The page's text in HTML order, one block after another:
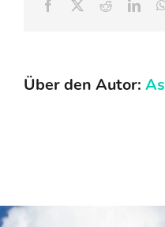
Kontakt
Facebook Reddit
Über den Autor: